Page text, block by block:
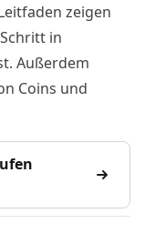
zeigen
in
Außerdem
Coins und